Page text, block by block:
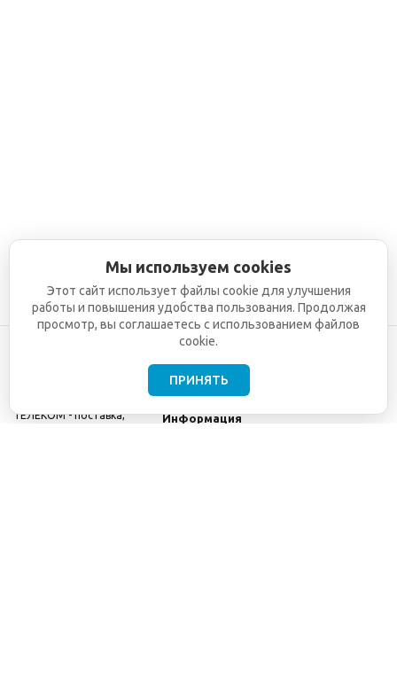
ТЕЛЕКОМ - поставка,
Информация
Мы используем cookies
Этот сайт использует файлы cookie для улучшения
работы и повышения удобства пользования. Продолжая
просмотр, вы соглашаетесь с использованием файлов
cookie.
ПРИНЯТЬ